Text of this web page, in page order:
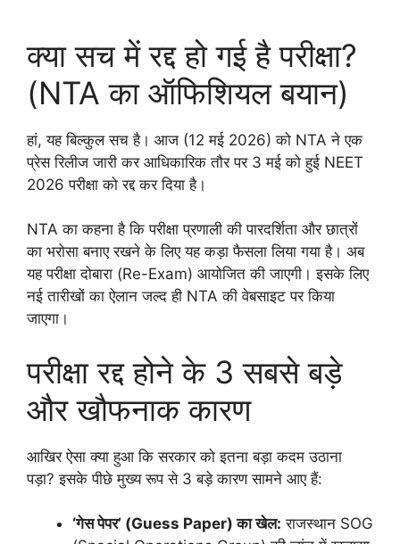
क्या सच में रद्द हो गई है परीक्षा?
(NTA का ऑफिशियल बयान)
हां, यह बिल्कुल सच है। आज (12 मई 2026) को NTA ने एक
प्रेस रिलीज जारी कर आधिकारिक तौर पर 3 मई को हुई NEET
2026 परीक्षा को रद्द कर दिया है।
NTA का कहना है कि परीक्षा प्रणाली की पारदर्शिता और छात्रों
का भरोसा बनाए रखने के लिए यह कड़ा फैसला लिया गया है। अब
यह परीक्षा दोबारा (Re-Exam) आयोजित की जाएगी। इसके लिए
नई तारीखों का ऐलान जल्द ही NTA की वेबसाइट पर किया
जाएगा।
परीक्षा रद्द होने के 3 सबसे बड़े
और खौफनाक कारण
आखिर ऐसा क्या हुआ कि सरकार को इतना बड़ा कदम उठाना
पड़ा? इसके पीछे मुख्य रूप से 3 बड़े कारण सामने आए हैं:
‘गेस पेपर’ (Guess Paper) का खेल: राजस्थान SOG